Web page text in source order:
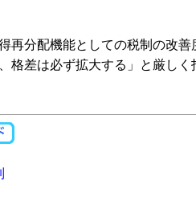
再分配機能としての税制の改
格差は必ず拡大する」と厳しく